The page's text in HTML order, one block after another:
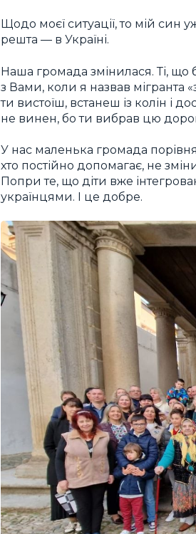
Щодо моєї ситуації, то мій син
решта — в Україні.
Наша громада змінилася. Ті,
з Вами, коли я назвав мігранта
ти вистоїш, встанеш із колін і
не винен, бо ти вибрав цю
У нас маленька громада
хто постійно допомагає, не
Попри те, що діти вже
українцями. І це добре.